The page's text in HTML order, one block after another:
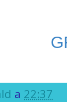
a 22:37